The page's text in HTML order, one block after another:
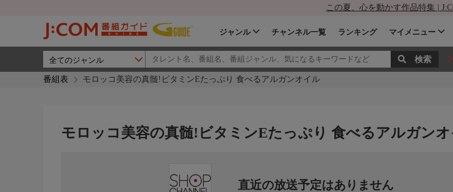
この夏、心を動かす作品特集 |
ジャンル チャンネル一覧 ランキング マイメニュー
番組表 モロッコ美容の真髄!ビタミンEたっぷり 食べるアルガンオイル
モロッコ美容の真髄!ビタミンEたっぷり 食べるアルガン
直近の放送予定はありません